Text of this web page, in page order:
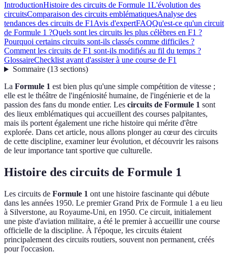
IntroductionHistoire des circuits de Formule 1L'évolution des
circuitsComparaison des circuits emblématiquesAnalyse des
tendances des circuits de F1Avis d'expertFAQQu'est-ce qu'un circuit
de Formule 1 ?Quels sont les circuits les plus célèbres en F1 ?
Pourquoi certains circuits sont-ils classés comme difficiles ?
Comment les circuits de F1 sont-ils modifiés au fil du temps ?
GlossaireChecklist avant d'assister à une course de F1
Sommaire(13 sections)
La Formule 1 est bien plus qu'une simple compétition de vitesse ;
elle est le théâtre de l'ingéniosité humaine, de l'ingénierie et de la
passion des fans du monde entier. Les circuits de Formule 1 sont
des lieux emblématiques qui accueillent des courses palpitantes,
mais ils portent également une riche histoire qui mérite d'être
explorée. Dans cet article, nous allons plonger au cœur des circuits
de cette discipline, examiner leur évolution, et découvrir les raisons
de leur importance tant sportive que culturelle.
Histoire des circuits de Formule 1
Les circuits de Formule 1 ont une histoire fascinante qui débute
dans les années 1950. Le premier Grand Prix de Formule 1 a eu lieu
à Silverstone, au Royaume-Uni, en 1950. Ce circuit, initialement
une piste d'aviation militaire, a été le premier à accueillir une course
officielle de la discipline. À l'époque, les circuits étaient
principalement des circuits routiers, souvent non permanent, créés
pour l'occasion.